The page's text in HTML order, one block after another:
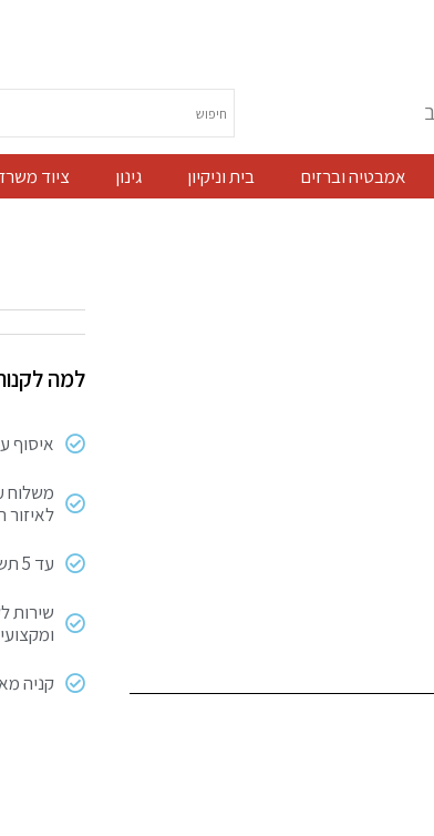
אמבטיה וברזים בית וניקיון גינון ציוד
למה
איסוף
משלוח עד 5 ימי
לאיזור
עד 5 תשלומים ללא ריבית
שירות
ומקצועי
קניה